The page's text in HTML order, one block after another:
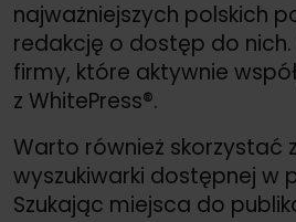
najważniejszych polskich
redakcję o dostęp do
firmy, które aktywnie
z WhitePress®.
Warto również skorzystać
wyszukiwarki dostępnej w
Szukając miejsca do